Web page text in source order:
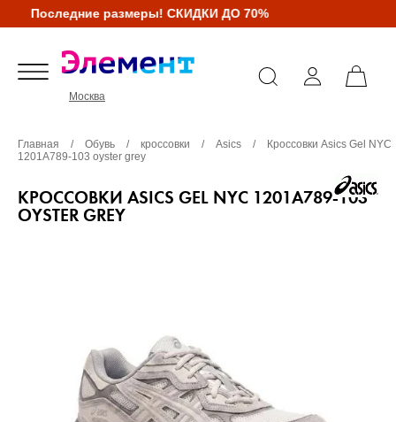
Последние размеры! СКИДКИ ДО 70%
Москва
Главная / Обувь / кроссовки / Asics /
Кроссовки Asics Gel NYC
1201A789-103 oyster grey
КРОССОВКИ ASICS GEL NYC 1201A789-103
OYSTER GREY